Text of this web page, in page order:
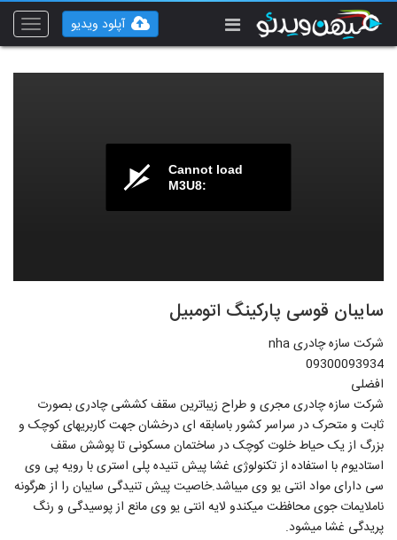
Toggle
آپلود ویدیو
Cannot load
M3U8:
سایبان قوسی پارکینگ اتومبیل
شرکت سازه چادری nha
09300093934
افضلی
شرکت سازه چادری مجری و طراح زیباترین سقف کششی چادری بصورت
ثابت و متحرک در سراسر کشور باسابقه ای درخشان جهت کاربریهای کوچک و
بزرگ از یک حیاط خلوت کوچک در ساختمان مسکونی تا پوشش سقف
استادیوم با استفاده از تکنولوژی غشا پیش تنیده پلی استری با رویه پی وی
سی دارای مواد انتی یو وی میباشد.خاصیت پیش تنیدگی سایبان را از هرگونه
ناملایمات جوی محافظت میکندو لایه انتی یو وی مانع از پوسیدگی و رنگ
پریدگی غشا میشود.